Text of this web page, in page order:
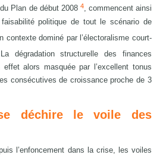
Plan de début 2008 4, commencent ainsi
politique de tout le scénario de
contexte dominé par l’électoralisme court-
dégradation structurelle des finances
alors masquée par l’excellent tonus
consécutives de croissance proche de 3
déchire le voile des
l’enfoncement dans la crise, les voiles